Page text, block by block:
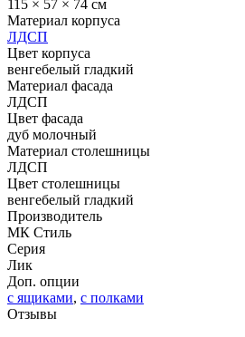
115 × 57 × 74 см
Материал корпуса
ЛДСП
Цвет корпуса
венгебелый гладкий
Материал фасада
ЛДСП
Цвет фасада
дуб молочный
Материал столешницы
ЛДСП
Цвет столешницы
венгебелый гладкий
Производитель
МК Стиль
Серия
Лик
Доп. опции
с ящиками, с полками
Отзывы